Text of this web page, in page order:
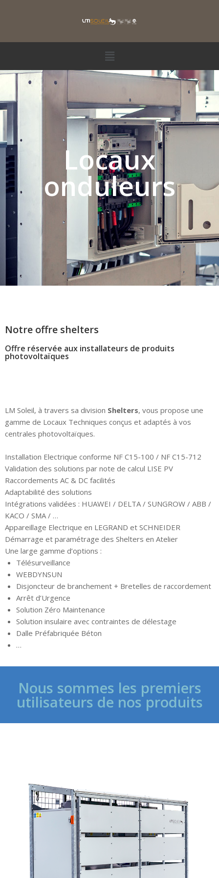
Locaux
onduleurs
Notre offre shelters
Offre réservée aux installateurs de produits
photovoltaïques
LM Soleil, à travers sa division Shelters, vous propose une
gamme de Locaux Techniques conçus et adaptés à vos
centrales photovoltaïques.
Installation Electrique conforme NF C15-100 / NF C15-712
Validation des solutions par note de calcul LISE PV
Raccordements AC & DC facilités
Adaptabilité des solutions
Intégrations validées : HUAWEI / DELTA / SUNGROW / ABB /
KACO / SMA / …
Appareillage Electrique en LEGRAND et SCHNEIDER
Démarrage et paramétrage des Shelters en Atelier
Une large gamme d’options :
Télésurveillance
WEBDYNSUN
Disjoncteur de branchement + Bretelles de raccordement
Arrêt d’Urgence
Solution Zéro Maintenance
Solution insulaire avec contraintes de délestage
Dalle Préfabriquée Béton
…
Nous sommes les premiers
utilisateurs de nos produits